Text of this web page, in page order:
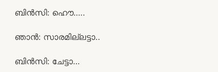
ബിൻസി: ഹൌ…..
ഞാൻ: സാരമില്ലട്ടാ..
ബിൻസി: ചേട്ടാ…